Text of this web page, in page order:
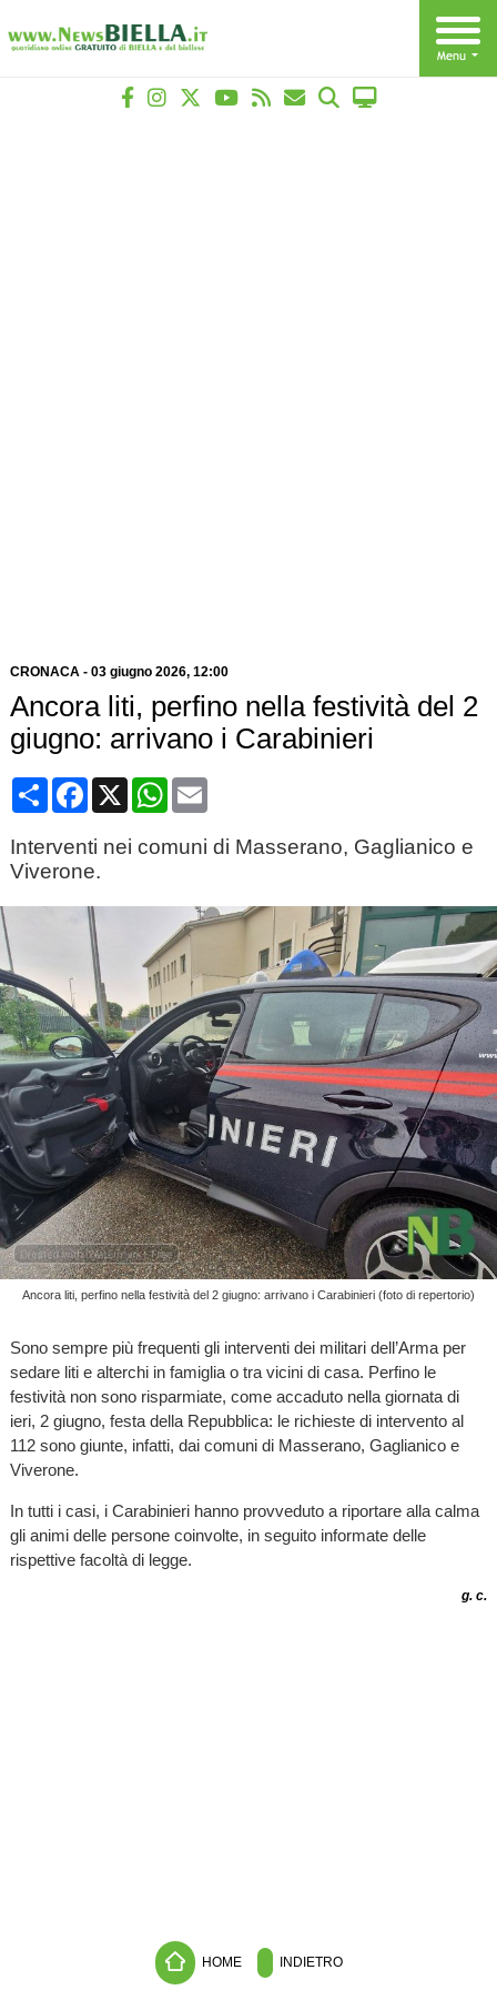
CRONACA- 03 giugno 2026, 12:00
Ancora liti, perfino nella festività del 2
giugno: arrivano i Carabinieri
CondividiFacebook
X WhatsApp
Email
Interventi nei comuni di Masserano, Gaglianico e
Viverone.
Ancora liti, perfino nella festività del 2 giugno: arrivano i Carabinieri (foto di repertorio)
Sono sempre più frequenti gli interventi dei militari dell’Arma per
sedare liti e alterchi in famiglia o tra vicini di casa. Perfino le
festività non sono risparmiate, come accaduto nella giornata di
ieri, 2 giugno, festa della Repubblica: le richieste di intervento al
112 sono giunte, infatti, dai comuni di Masserano, Gaglianico e
Viverone.
In tutti i casi, i Carabinieri hanno provveduto a riportare alla calma
gli animi delle persone coinvolte, in seguito informate delle
rispettive facoltà di legge.
g. c.
HOME INDIETRO